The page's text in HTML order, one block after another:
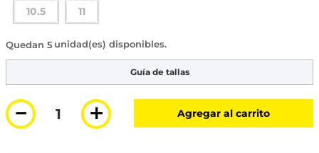
10.5 11
5 disponibles
Guía de tallas
＋
－ Agregar al carrito